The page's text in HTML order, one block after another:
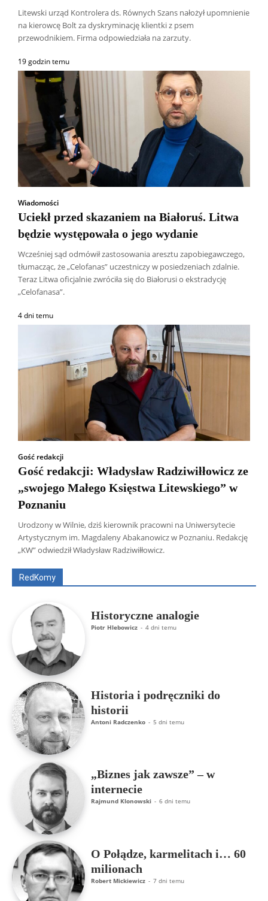
Litewski urząd Kontrolera ds. Równych Szans nałożył upomnienie
na kierowcę Bolt za dyskryminację klientki z psem
przewodnikiem. Firma odpowiedziała na zarzuty.
19 godzin temu
Wiadomości
Uciekł przed skazaniem na Białoruś. Litwa
będzie występowała o jego wydanie
Wcześniej sąd odmówił zastosowania aresztu zapobiegawczego,
tłumacząc, że „Celofanas” uczestniczy w posiedzeniach zdalnie.
Teraz Litwa oficjalnie zwróciła się do Białorusi o ekstradycję
„Celofanasa”.
4 dni temu
Gość redakcji
Gość redakcji: Władysław Radziwiłłowicz ze
„swojego Małego Księstwa Litewskiego” w
Poznaniu
Urodzony w Wilnie, dziś kierownik pracowni na Uniwersytecie
Artystycznym im. Magdaleny Abakanowicz w Poznaniu. Redakcję
„KW” odwiedził Władysław Radziwiłłowicz.
RedKomy
Wszyscy Aleksander Borowik
Antoni Radczenko
Artur Płokszto
Grzegorz Górny
ks. Jarosław Wąsowicz SDB
Historyczne analogie
Piotr Hlebowicz - 4 dni temu
Historia i podręczniki do
historii
Antoni Radczenko - 5 dni temu
„Biznes jak zawsze” – w
internecie
Rajmund Klonowski - 6 dni temu
O Połądze, karmelitach i… 60
milionach
Robert Mickiewicz - 7 dni temu